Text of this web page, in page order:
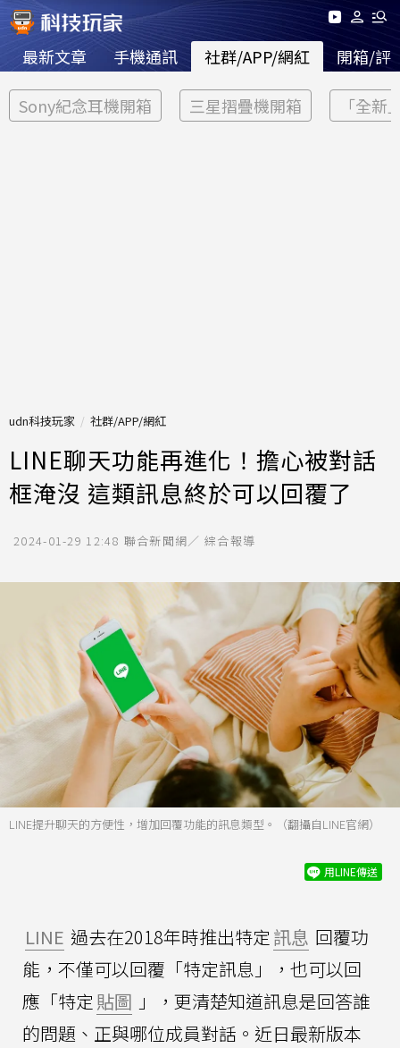
最新文章 手機通訊 社群/APP/網紅 開箱/評
Sony紀念耳機開箱 三星摺疊機開箱 「全新
udn科技玩家 社群/APP/網紅
LINE聊天功能再進化！擔心被對話
框淹沒 這類訊息終於可以回覆了
2024-01-29 12:48 聯合新聞網／ 綜合報導
LINE提升聊天的方便性，增加回覆功能的訊息類型。（翻攝自LINE官網）
用LINE傳送
LINE 過去在2018年時推出特定 訊息 回覆功
能，不僅可以回覆「特定訊息」，也可以回
應「特定 貼圖 」，更清楚知道訊息是回答誰
的問題、正與哪位成員對話。近日最新版本